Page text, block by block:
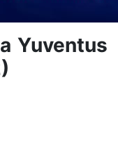
Yuventus